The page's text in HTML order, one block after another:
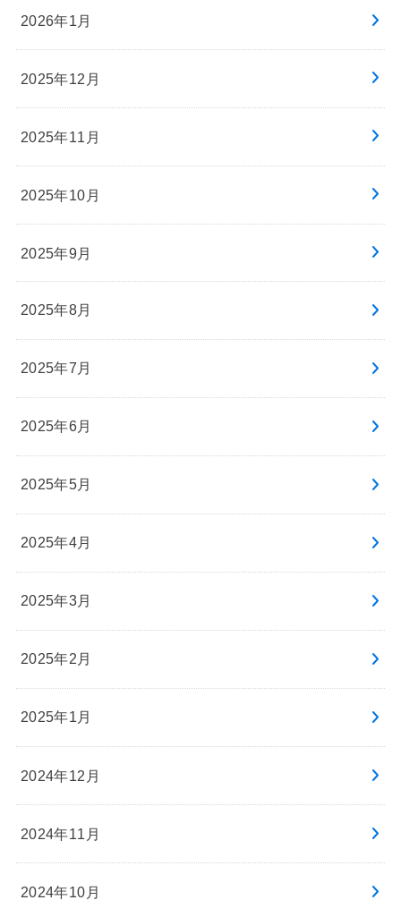
2026年1月
2025年12月
2025年11月
2025年10月
2025年9月
2025年8月
2025年7月
2025年6月
2025年5月
2025年4月
2025年3月
2025年2月
2025年1月
2024年12月
2024年11月
2024年10月